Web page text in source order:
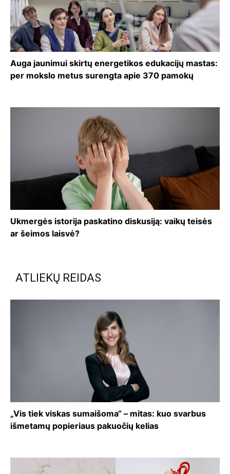
Auga jaunimui skirtų energetikos edukacijų mastas:
per mokslo metus surengta apie 370 pamokų
Ukmergės istorija paskatino diskusiją: vaikų teisės
ar šeimos laisvė?
ATLIEKŲ REIDAS
„Vis tiek viskas sumaišoma“ – mitas: kuo svarbus
išmetamų popieriaus pakuočių kelias